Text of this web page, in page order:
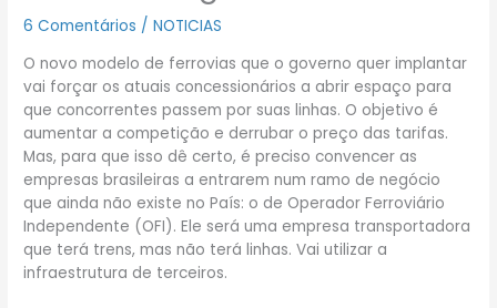
6 Comentários /NOTICIAS
O novo modelo de ferrovias que o governo quer implantar
vai forçar os atuais concessionários a abrir espaço para
que concorrentes passem por suas linhas. O objetivo é
aumentar a competição e derrubar o preço das tarifas.
Mas, para que isso dê certo, é preciso convencer as
empresas brasileiras a entrarem num ramo de negócio
que ainda não existe no País: o de Operador Ferroviário
Independente (OFI). Ele será uma empresa transportadora
que terá trens, mas não terá linhas. Vai utilizar a
infraestrutura de terceiros.